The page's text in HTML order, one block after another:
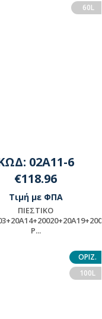
ΔΙΑΘΕΣΙΜΟΤΗΤΑ
60L
02A11-6
€118.96
Τιμή με ΦΠΑ
ΠΙΕΣΤΙΚΟ
P...
ΓΙΑ
ΔΙΑΘΕΣΙΜΟΤΗΤΑ
ΟΡΙΖ.
100L